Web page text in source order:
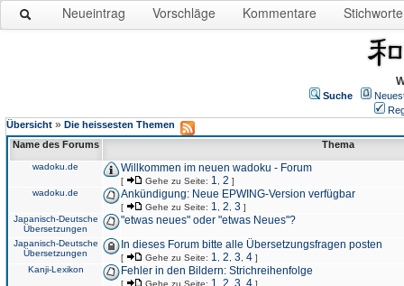
Neueintrag Vorschläge Kommentare Stichworte
Suche
Übersicht » Die heissesten Themen
Name des Forums
Thema
wadoku.de Willkommen im neuen wadoku - Forum
[ Gehe zu Seite: 1 2 ]
wadoku.de
Ankündigung: Neue EPWING-Version verfügbar
[ Gehe zu Seite: 1 2 3 ]
Japanisch-Deutsche
Übersetzungen
"etwas neues" oder "etwas Neues"?
Japanisch-Deutsche
Übersetzungen
In dieses Forum bitte alle Übersetzungsfragen posten
[ Gehe zu Seite: 1 2 3 4 ]
Kanji-Lexikon
Fehler in den Bildern: Strichreihenfolge
[ Gehe zu Seite: 1 2 3 4 ]